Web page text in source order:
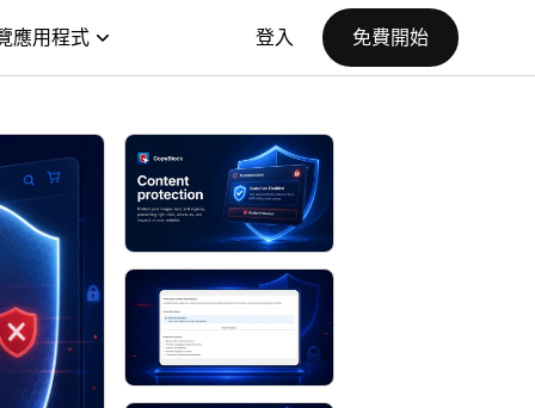
應用程式 登入 免費開始